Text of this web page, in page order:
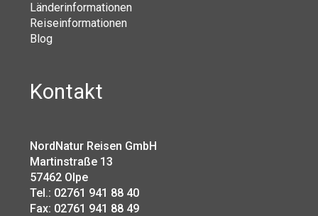
Länderinformationen
Reiseinformationen
Blog
Kontakt
NordNatur Reisen GmbH
Martinstraße 13
57462 Olpe
Tel.: 02761 941 88 40
Fax: 02761 941 88 49